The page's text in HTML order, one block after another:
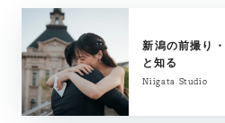
新潟の前撮り
と知る
Niigata Studio